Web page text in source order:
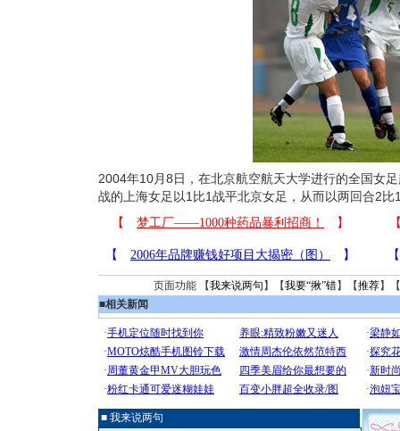
2004年10月8日，在北京航空航天大学进行的全国女
战的上海女足以1比1战平北京女足，从而以两回合2比
页面功能 【我来说两句 】【我要“揪”错】【推荐】
■相关新闻
■ 我来说两句